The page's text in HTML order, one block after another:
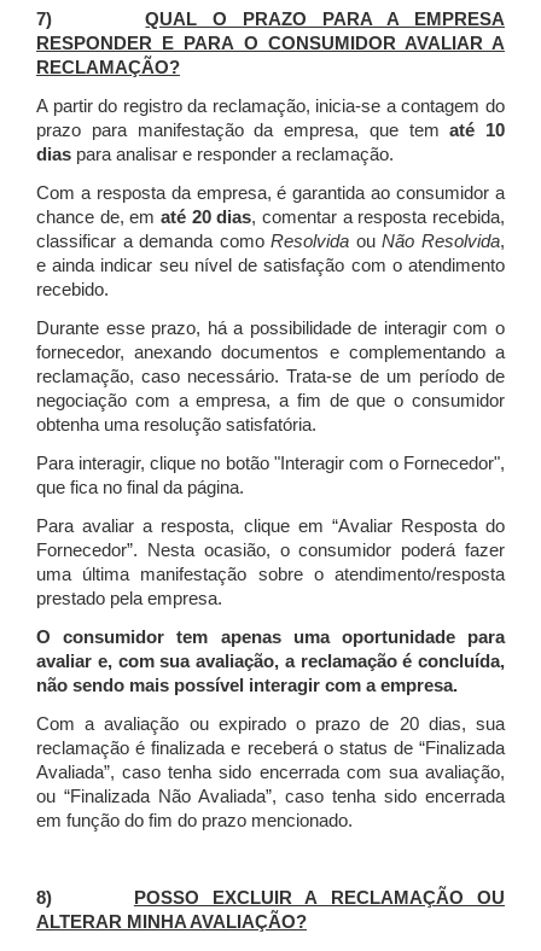
7)QUAL O PRAZO PARA A EMPRESA
RESPONDER E PARA O CONSUMIDOR AVALIAR A
RECLAMAÇÃO?
A partir do registro da reclamação, inicia-se a contagem do
prazo para manifestação da empresa, que tematé 10
dias para analisar e responder a reclamação.
Com a resposta da empresa, é garantida ao consumidor a
chance de, em até 20 dias, comentar a resposta recebida,
classificar a demanda comoResolvida ouNão Resolvida,
e ainda indicar seu nível de satisfação com o atendimento
recebido.
Durante esse prazo, há a possibilidade de interagir com o
fornecedor, anexando documentos e complementando a
reclamação, caso necessário.Trata-se de um período de
negociação com a empresa, a fim de que o consumidor
obtenha uma resolução satisfatória.
Para interagir, clique no botão "Interagir com o Fornecedor",
que fica no final da página.
Para avaliar a resposta, clique em “Avaliar Resposta do
Fornecedor”. Nesta ocasião, o consumidor poderá fazer
uma última manifestação sobre o atendimento/resposta
prestado pela empresa.
O consumidor tem apenas uma oportunidade para
avaliar e, com sua avaliação, a reclamação é concluída,
não sendo mais possível interagir com a empresa.
Com a avaliação ou expirado o prazo de 20 dias, sua
reclamação é finalizada e receberá o status de “Finalizada
Avaliada”, caso tenha sido encerrada com sua avaliação,
ou “Finalizada Não Avaliada”, caso tenha sido encerrada
em função do fim do prazo mencionado.
8)
POSSO EXCLUIR A RECLAMAÇÃO OU
ALTERAR MINHA AVALIAÇÃO?